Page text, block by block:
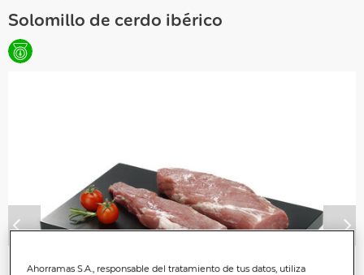
Solomillo de cerdo ibérico
Anterior
Ahorramas S.A., responsable del tratamiento de tus datos, utiliza